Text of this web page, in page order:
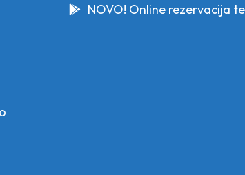
NOVO! Online rezervacija